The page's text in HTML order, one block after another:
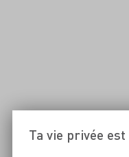
Ta vie privée